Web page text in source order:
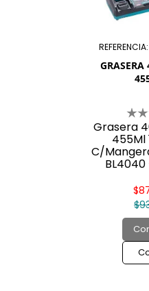
REFERENCIA:
GRASERA
Grasera
455Ml
C/
BL4040